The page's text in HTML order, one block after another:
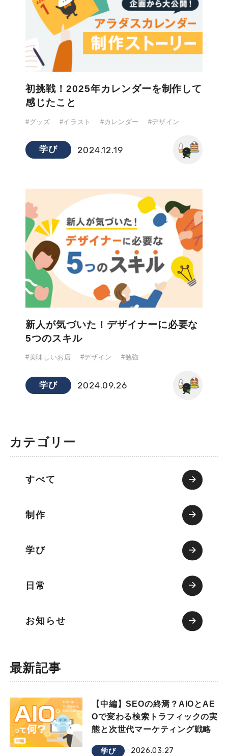
初挑戦！2025年カレンダーを制作して
感じたこと
#グッズ #イラスト #カレンダー #デザイン
学び 2024.12.19
新人が気づいた！デザイナーに必要な
5つのスキル
#美味しいお店 #デザイン #勉強
学び 2024.09.26
カテゴリー
すべて
制作
学び
日常
お知らせ
最新記事
【中編】SEOの終焉？AIOとAE
Oで変わる検索トラフィックの実
態と次世代マーケティング戦略
学び 2026.03.27